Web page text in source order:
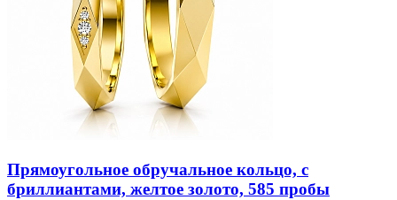
Прямоугольное обручальное кольцо, с
бриллиантами, желтое золото, 585 пробы